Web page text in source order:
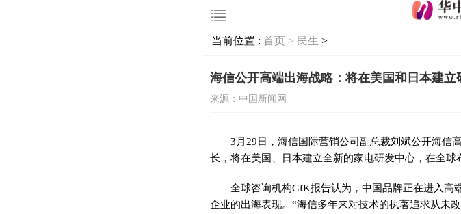
当前位置 : 首页 > 民生 >
海信公开高端出海战略：将在美国和日本建立
来源：中国新闻网
3月29日，海信国际营销公司副总裁刘斌公开海信
长，将在美国、日本建立全新的家电研发中心，在全球
全球咨询机构GfK报告认为，中国品牌正在进入高
企业的出海表现。“海信多年来对技术的执著追求从未